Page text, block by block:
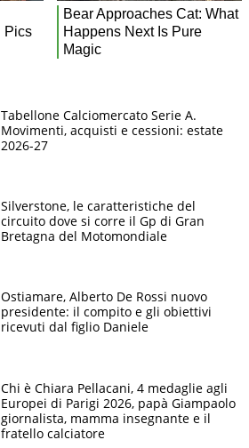
Tabellone Calciomercato Serie A.
Movimenti, acquisti e cessioni: estate
2026-27
Silverstone, le caratteristiche del
circuito dove si corre il Gp di Gran
Bretagna del Motomondiale
Ostiamare, Alberto De Rossi nuovo
presidente: il compito e gli obiettivi
ricevuti dal figlio Daniele
Chi è Chiara Pellacani, 4 medaglie agli
Europei di Parigi 2026, papà Giampaolo
giornalista, mamma insegnante e il
fratello calciatore